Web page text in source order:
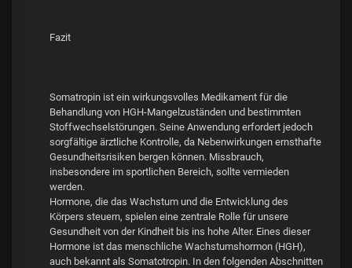
Fazit
Somatropin ist ein wirkungsvolles Medikament für die
Behandlung von HGH-Mangelzuständen und bestimmten
Stoffwechselstörungen. Seine Anwendung erfordert jedoch
sorgfältige ärztliche Kontrolle, da Nebenwirkungen ernsthafte
Gesundheitsrisiken bergen können. Missbrauch,
insbesondere im sportlichen Bereich, sollte vermieden
werden.
Hormone, die das Wachstum und die Entwicklung des
Körpers steuern, spielen eine zentrale Rolle für unsere
Gesundheit von der Kindheit bis ins hohe Alter. Eines dieser
Hormone ist das menschliche Wachstumshormon (HGH),
auch bekannt als Somatotropin. In den folgenden Abschnitten